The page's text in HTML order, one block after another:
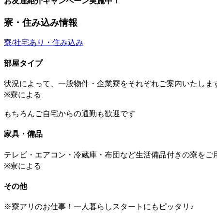
寮・住み込み情報
寮/社宅あり・住み込み
部屋タイプ
状況によって、一般物件・企業寮をそれぞれご案内いたしま
※寮による
もちろんご自宅からの通勤も歓迎です
家具・備品
テレビ・エアコン・冷蔵庫・布団など生活備品付きの寮をご
※寮による
その他
※寮アリのお仕事！一人暮らしスタートにもピッタリ♪